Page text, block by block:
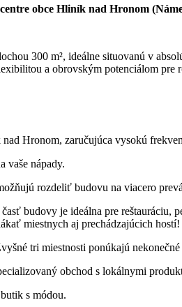
obce Hliník nad Hronom
300 m², ideálne situovanú v
a obrovským potenciálom pre
Hronom, zaručujúca vysokú
vaše nápady.
rozdeliť budovu na viacero
časť budovy je ideálna pre reštauráciu,
miestnych aj prechádzajúcich hostí!
tri miestnosti ponúkajú
obchod s lokálnymi
s módou.